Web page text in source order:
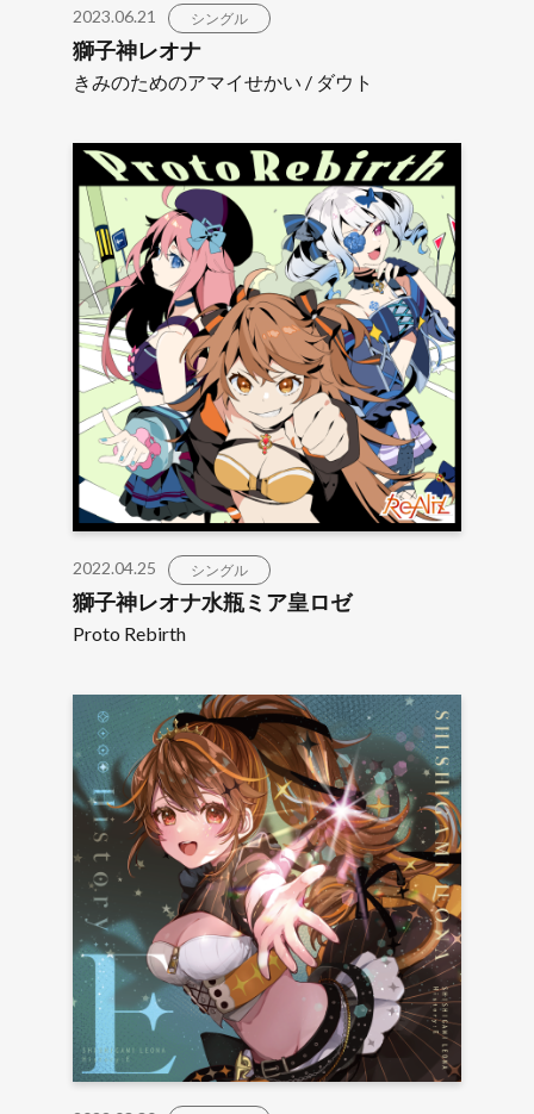
2023.06.21 シングル
獅子神レオナ
きみのためのアマイせかい / ダウト
2022.04.25 シングル
獅子神レオナ水瓶ミア皇ロゼ
Proto Rebirth